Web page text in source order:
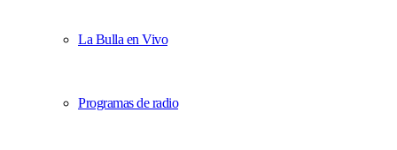
La Bulla en Vivo
Programas de radio